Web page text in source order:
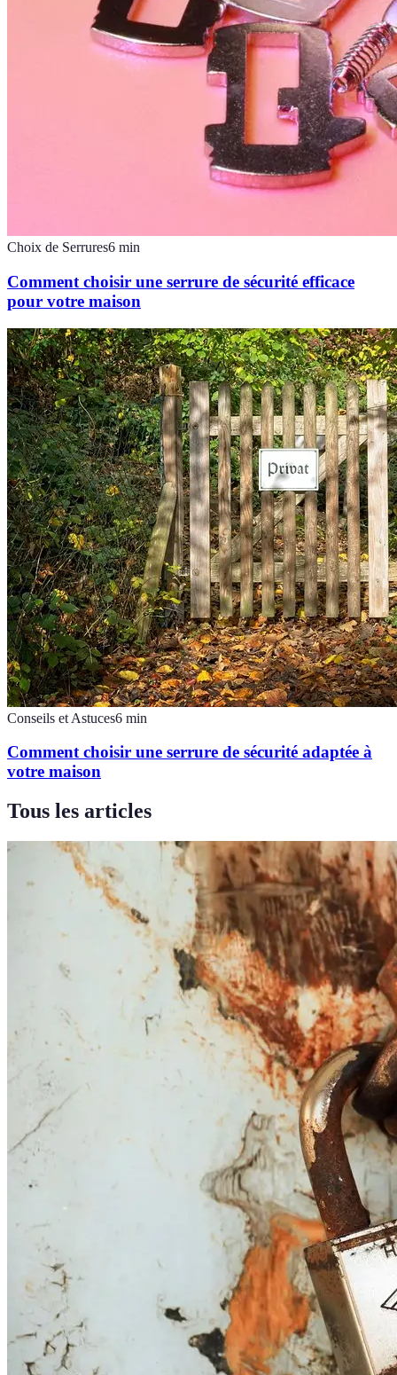
Choix de Serrures6 min
Comment choisir une serrure de sécurité efficace
pour votre maison
Conseils et Astuces6 min
Comment choisir une serrure de sécurité adaptée à
votre maison
Tous les articles